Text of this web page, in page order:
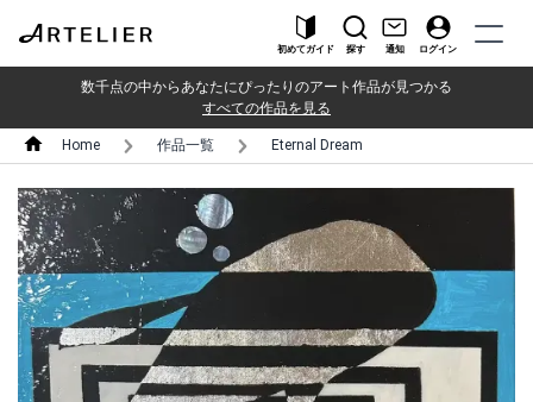
初めてガイド 探す 通知 ログイン
数千点の中からあなたにぴったりのアート作品が見つかる
すべての作品を見る
Home 作品一覧 Eternal Dream